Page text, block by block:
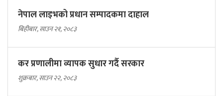
नेपाल लाइभको प्रधान सम्पादकमा दाहाल
बिहीबार, साउन २१, २०८३
कर प्रणालीमा व्यापक सुधार गर्दै सरकार
शुक्रबार, साउन २२, २०८३